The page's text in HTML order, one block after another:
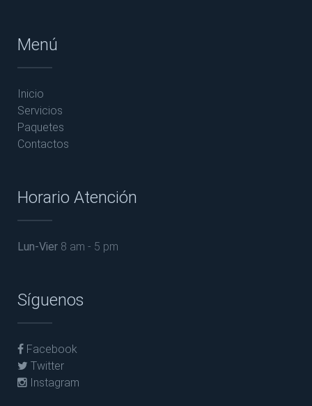
Menú
Inicio
Servicios
Paquetes
Contactos
Horario Atención
Lun-Vier 8 am - 5 pm
Síguenos
Facebook
Twitter
Instagram